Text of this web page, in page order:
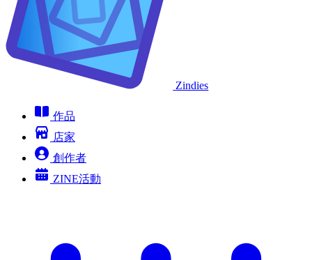
Zindies
作品
店家
創作者
ZINE活動